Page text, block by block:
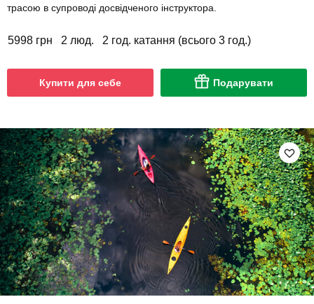
трасою в супроводі досвідченого інструктора.
5998 грн 2 люд. 2 год. катання (всього 3 год.)
Купити для себе Подарувати